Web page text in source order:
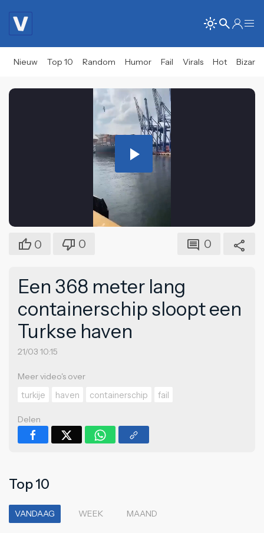
Nieuw Top 10 Random Humor Fail Virals Hot Bizar
Play
Video
0 0 0
Een 368 meter lang
containerschip sloopt een
Turkse haven
21/03 10:15
Meer video's over
turkije
haven containerschip fail
Delen
Top 10
VANDAAG WEEK MAAND